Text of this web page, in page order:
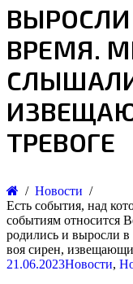
ВРЕМЯ.
ТРЕВОГЕ
Новости
Есть события, над
событиям относится
родились и выросли
воя сирен,
21.06.2023Новости,